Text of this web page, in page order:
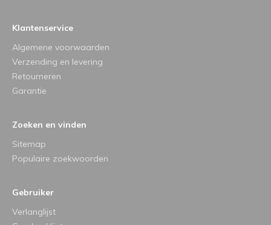
Klantenservice
Algemene voorwaarden
Verzending en levering
Retourneren
Garantie
Zoeken en vinden
Sitemap
Populaire zoekwoorden
Gebruiker
Verlanglijst